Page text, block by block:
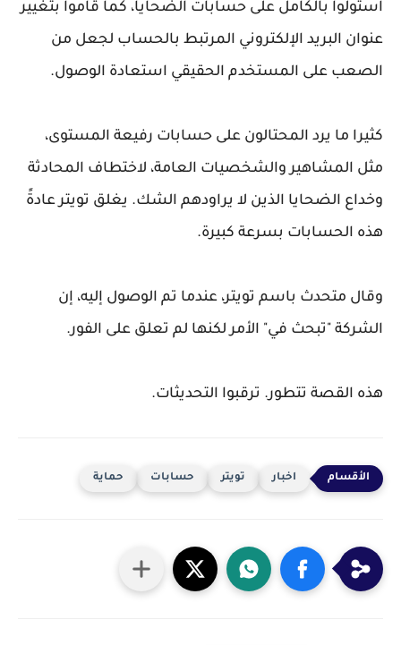
استولوا بالكامل على حسابات الضحايا، كما قاموا بتغيير
عنوان البريد الإلكتروني المرتبط بالحساب لجعل من
الصعب على المستخدم الحقيقي استعادة الوصول.
كثيرا ما يرد المحتالون على حسابات رفيعة المستوى،
مثل المشاهير والشخصيات العامة، لاختطاف المحادثة
وخداع الضحايا الذين لا يراودهم الشك. يغلق تويتر عادةً
هذه الحسابات بسرعة كبيرة.
وقال متحدث باسم تويتر، عندما تم الوصول إليه، إن
الشركة "تبحث في" الأمر لكنها لم تعلق على الفور.
هذه القصة تتطور. ترقبوا التحديثات.
اخبار تويتر حسابات حماية